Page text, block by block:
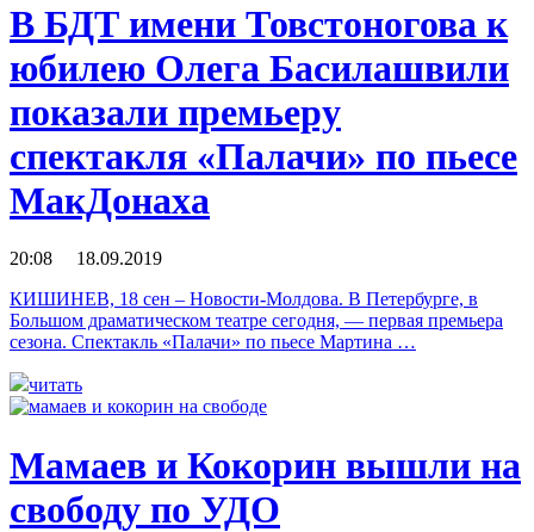
В БДТ имени Товстоногова к
юбилею Олега Басилашвили
показали премьеру
спектакля «Палачи» по пьесе
МакДонаха
20:08 18.09.2019
КИШИНЕВ, 18 сен – Новости-Молдова. В Петербурге, в
Большом драматическом театре сегодня, — первая премьера
сезона. Спектакль «Палачи» по пьесе Мартина …
читать
Мамаев и Кокорин вышли на
свободу по УДО